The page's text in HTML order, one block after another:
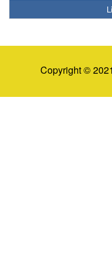
Copyright ©